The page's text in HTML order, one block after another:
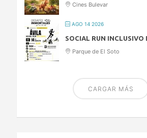
Cines Bulevar
AGO 14 2026
SOCIAL RUN INCLUSIVO
Parque de El Soto
CARGAR MÁS